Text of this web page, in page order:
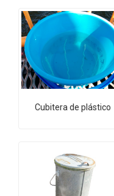
Cubitera de plástico